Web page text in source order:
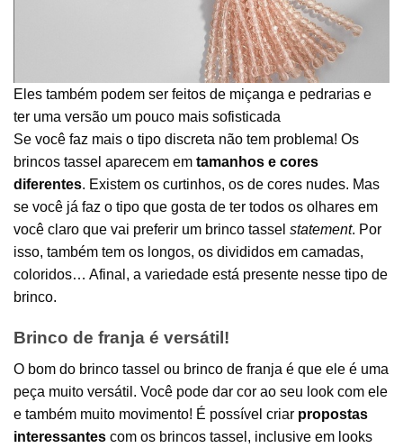
Eles também podem ser feitos de miçanga e pedrarias e
ter uma versão um pouco mais sofisticada
Se você faz mais o tipo discreta não tem problema! Os
brincos tassel aparecem em tamanhos e cores
diferentes. Existem os curtinhos, os de cores nudes. Mas
se você já faz o tipo que gosta de ter todos os olhares em
você claro que vai preferir um brinco tassel statement. Por
isso, também tem os longos, os divididos em camadas,
coloridos… Afinal, a variedade está presente nesse tipo de
brinco.
Brinco de franja é versátil!
O bom do brinco tassel ou brinco de franja é que ele é uma
peça muito versátil. Você pode dar cor ao seu look com ele
e também muito movimento! É possível criar propostas
interessantes com os brincos tassel, inclusive em looks